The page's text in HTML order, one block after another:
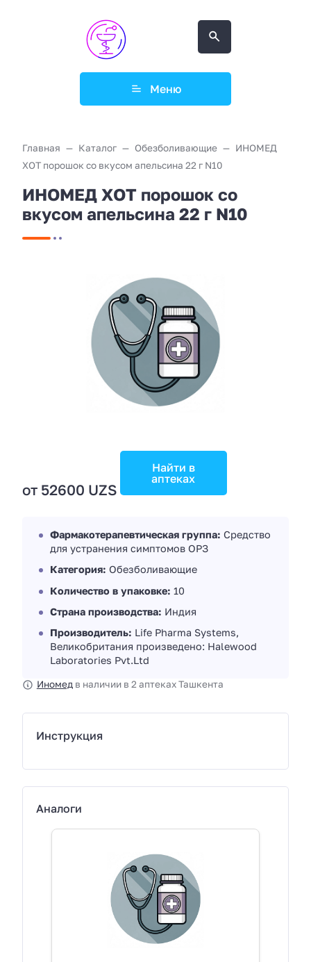
Меню
Главная Каталог Обезболивающие
ИНОМЕД
ХОТ порошок со вкусом апельсина 22 г N10
ИНОМЕД ХОТ порошок со
вкусом апельсина 22 г N10
от 52600 UZS
Найти в
аптеках
Фармакотерапевтическая группа: Средство
для устранения симптомов ОРЗ
Категория: Обезболивающие
Количество в упаковке: 10
Страна производства: Индия
Производитель: Life Pharma Systems,
Великобритания произведено: Halewood
Laboratories Pvt.Ltd
Иномедв наличии в 2 аптеках Ташкента
Инструкция
Аналоги